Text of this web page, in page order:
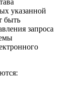
указанной
быть
запроса